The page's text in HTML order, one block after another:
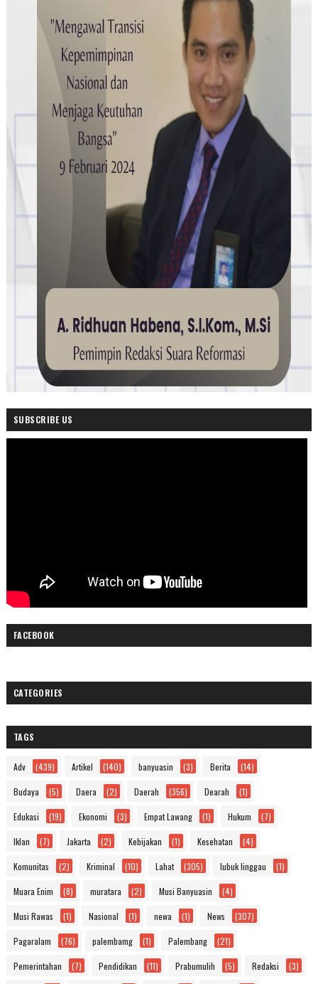
SUBSCRIBE US
FACEBOOK
CATEGORIES
TAGS
Adv (439) Artikel (140) banyuasin (3) Berita (14)
Budaya (5) Daera (2) Daerah (356) Dearah (1)
Edukasi (19) Ekonomi (3) Empat Lawang (1) Hukum (7)
Iklan (7) Jakarta (2) Kebijakan (1) Kesehatan (4)
Komunitas (2) Kriminal (10) Lahat (305) lubuk linggau (1)
Muara Enim (8) muratara (2) Musi Banyuasin (4)
Musi Rawas (1) Nasional (1) newa (1) News (307)
Pagaralam (76) palembamg (1) Palembang (21)
Pemerintahan (7) Pendidikan (11) Prabumulih (5) Redaksi (3)